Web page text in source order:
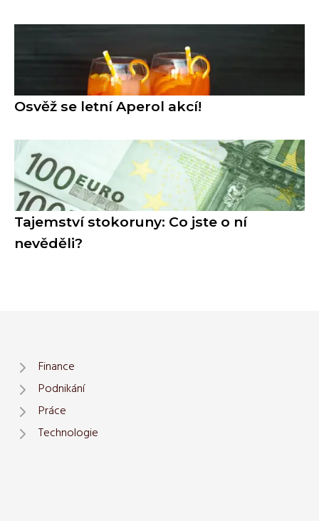
Osvěž se letní Aperol akcí!
Tajemství stokoruny: Co jste o ní
nevěděli?
Finance
Podnikání
Práce
Technologie